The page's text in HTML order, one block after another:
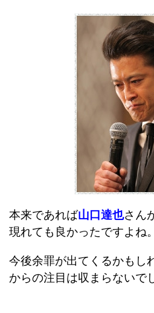
本来であれば山口達也さん
現れても良かったですよね。
今後余罪が出てくるかもし
からの注目は収まらないで